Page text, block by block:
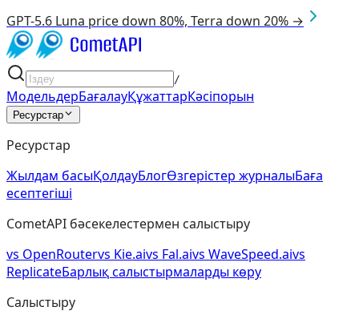
GPT-5.6 Luna price down 80%, Terra down 20% →
/
МодельдерБағалауҚұжаттарКәсіпорын
Ресурстар
Ресурстар
Жылдам басыҚолдауБлогӨзгерістер журналыБаға
есептегіші
CometAPI бәсекелестермен салыстыру
vs OpenRoutervs Kie.aivs Fal.aivs WaveSpeed.aivs
ReplicateБарлық салыстырмаларды көру
Салыстыру